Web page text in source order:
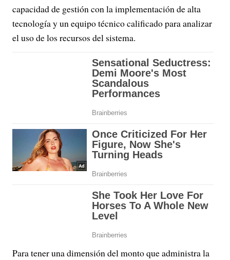
capacidad de gestión con la implementación de alta
tecnología y un equipo técnico calificado para analizar
el uso de los recursos del sistema.
Para tener una dimensión del monto que administra la